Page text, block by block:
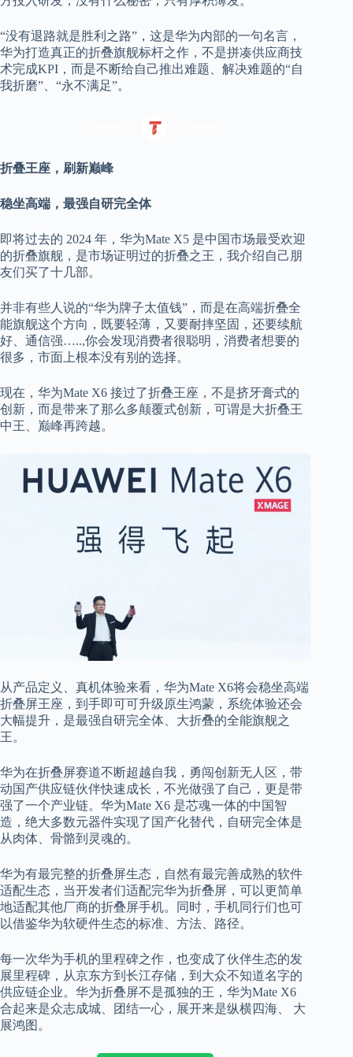
“没有退路就是胜利之路”，这是华为内部的一句名言，
华为打造真正的折叠旗舰标杆之作，不是拼凑供应商技
术完成KPI，而是不断给自己推出难题、解决难题的“自
我折磨”、“永不满足”。
折叠王座，刷新巅峰
稳坐高端，最强自研完全体
即将过去的 2024 年，华为Mate X5 是中国市场最受欢迎
的折叠旗舰，是市场证明过的折叠之王，我介绍自己朋
友们买了十几部。
并非有些人说的“华为牌子太值钱”，而是在高端折叠全
能旗舰这个方向，既要轻薄，又要耐摔坚固，还要续航
好、通信强…..,你会发现消费者很聪明，消费者想要的
很多，市面上根本没有别的选择。
现在，华为Mate X6 接过了折叠王座，不是挤牙膏式的
创新，而是带来了那么多颠覆式创新，可谓是大折叠王
中王、巅峰再跨越。
从产品定义、真机体验来看，华为Mate X6将会稳坐高端
折叠屏王座，到手即可可升级原生鸿蒙，系统体验还会
大幅提升，是最强自研完全体、大折叠的全能旗舰之
王。
华为在折叠屏赛道不断超越自我，勇闯创新无人区，带
动国产供应链伙伴快速成长，不光做强了自己，更是带
强了一个产业链。华为Mate X6 是芯魂一体的中国智
造，绝大多数元器件实现了国产化替代，自研完全体是
从肉体、骨骼到灵魂的。
华为有最完整的折叠屏生态，自然有最完善成熟的软件
适配生态，当开发者们适配完华为折叠屏，可以更简单
地适配其他厂商的折叠屏手机。同时，手机同行们也可
以借鉴华为软硬件生态的标准、方法、路径。
每一次华为手机的里程碑之作，也变成了伙伴生态的发
展里程碑，从京东方到长江存储，到大众不知道名字的
供应链企业。华为折叠屏不是孤独的王，华为Mate X6
合起来是众志成城、团结一心，展开来是纵横四海、 大
展鸿图。